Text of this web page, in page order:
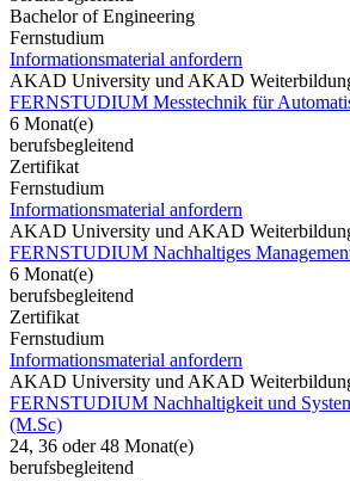
Bachelor of Engineering
Fernstudium
Informationsmaterial anfordern
AKAD University und AKAD
FERNSTUDIUM Messtechnik für
6 Monat(e)
berufsbegleitend
Zertifikat
Fernstudium
Informationsmaterial anfordern
AKAD University und AKAD
FERNSTUDIUM Nachhaltiges
6 Monat(e)
berufsbegleitend
Zertifikat
Fernstudium
Informationsmaterial anfordern
AKAD University und AKAD
FERNSTUDIUM Nachhaltigkeit und
(M.Sc)
24, 36 oder 48 Monat(e)
berufsbegleitend